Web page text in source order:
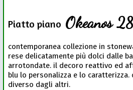
Piatto piano Okeanos
contemporanea collezione in
rese delicatamente più dolci dalle
arrotondate. il decoro reattivo ed
blu lo personalizza e lo caratterizza.
diverso dagli altri.